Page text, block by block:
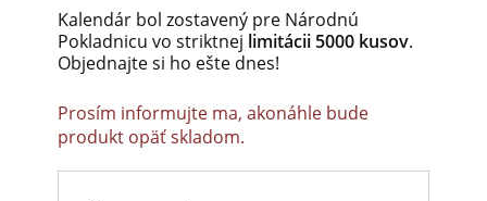
Kalendár bol zostavený pre Národnú
Pokladnicu vo striktnej limitácii 5000 kusov.
Objednajte si ho ešte dnes!
Prosím informujte ma, akonáhle bude
produkt opäť skladom.